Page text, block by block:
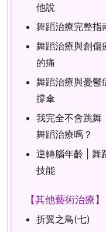
他說
舞蹈治療完整指
舞蹈治療與創傷
的痛
舞蹈治療與憂鬱
撐傘
我完全不會跳舞
舞蹈治療嗎？
逆轉腦年齡 | 舞
技能
【其他藝術治療】
折翼之鳥(七)